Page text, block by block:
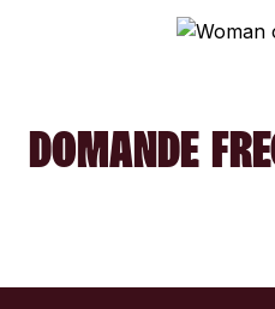
DOMANDE